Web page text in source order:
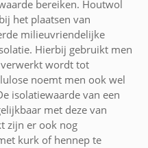
bereiken. Houtwol
het plaatsen van
milieuvriendelijke
Hierbij gebruikt men
wordt tot
noemt men ook wel
isolatiewaarde van een
met deze van
zijn er ook nog
kurk of hennep te